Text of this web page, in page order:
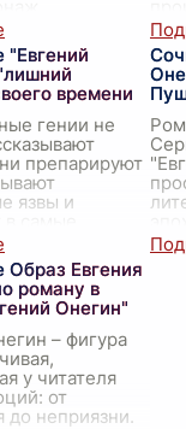
собой
героя
че...
"Евгений
времени
гении не
препарируют
язвы и
сознания.
Сергеевич...
Образ Евгения
роману в
Онегин"
– фигура
у читателя
от
до неприязни.